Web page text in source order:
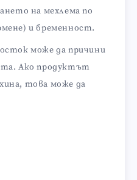
на мехлема по
и бременност.
може да причини
Ако продуктът
това може да